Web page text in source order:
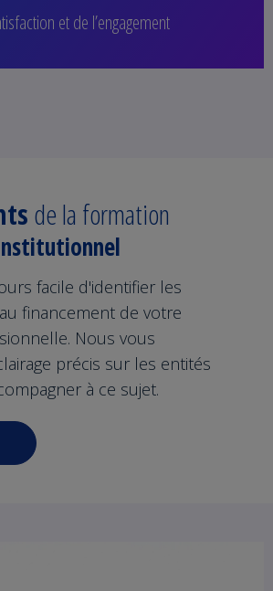
et de l’engagement
de la formation
facile d'identifier les
financement de votre
Nous vous
précis sur les entités
à ce sujet.